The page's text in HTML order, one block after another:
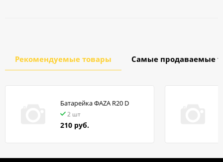
Рекомендуемые товары Самые продаваемые
Батарейка ФАZA R20 D
2 шт
210 руб.